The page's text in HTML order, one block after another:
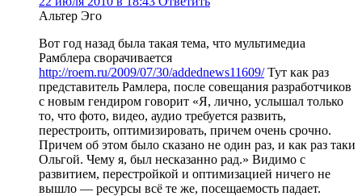
Альтер Эго
Вот год назад была такая тема, что мультимедиа
Рамблера сворачивается
http://roem.ru/2009/07/30/addednews11609/Тут как раз
представитель Рамлера, после совещания разработчиков
с новым гендиром говорит «Я, лично, услышал только
то, что фото, видео, аудио требуется развить,
перестроить, оптимизировать, причем очень срочно.
Причем об этом было сказано не один раз, и как раз таки
Ольгой. Чему я, был несказанно рад.» Видимо с
развитием, перестройкой и оптимизацией ничего не
вышло — ресурсы всё те же, посещаемость падает.